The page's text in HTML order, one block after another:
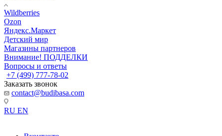
Wildberries
Ozon
Яндекс.Маркет
Детский мир
Магазины партнеров
Внимание! ПОДДЕЛКИ
Вопросы и ответы
+7 (499) 777-78-02
Заказать звонок
contact@budibasa.com
RU EN